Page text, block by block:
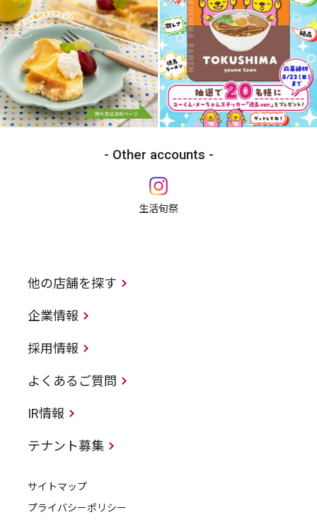
Other accounts
生活旬祭
他の店舗を探す
企業情報
採用情報
よくあるご質問
IR情報
テナント募集
サイトマップ
プライバシーポリシー